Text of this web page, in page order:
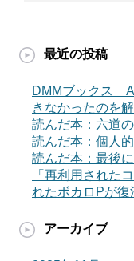
最近の投稿
DMMブックス
きなかったのを
読んだ本：六道
読んだ本：個人
読んだ本：最後
「再利用された
れたボカロPが
アーカイブ